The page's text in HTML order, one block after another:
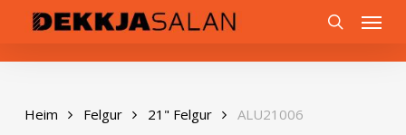
content
Menu
Heim Felgur 21" Felgur ALU21006